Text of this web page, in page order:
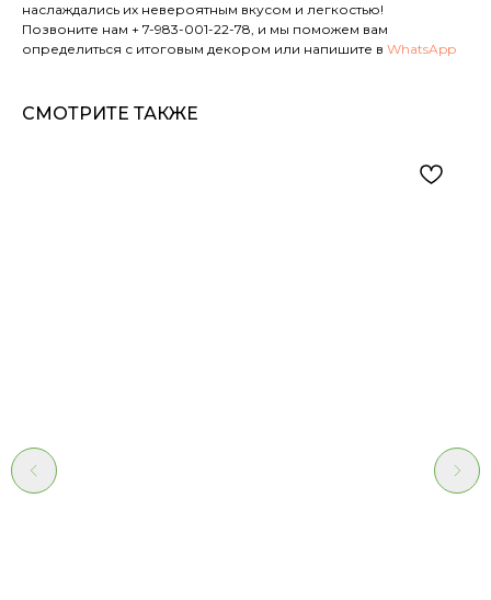
наслаждались их невероятным вкусом и легкостью!
Позвоните нам + 7-983-001-22-78, и мы поможем вам
определиться с итоговым декором или напишите в WhatsApp
СМОТРИТЕ ТАКЖЕ